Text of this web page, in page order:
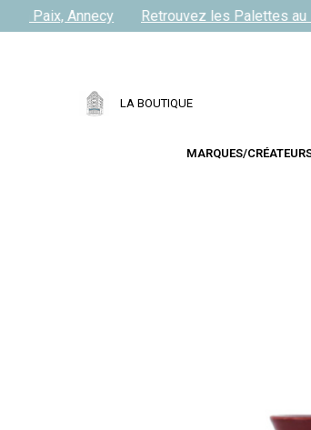
Paix, Annecy Retrouvez les Palettes au
LA BOUTIQUE
MARQUES/